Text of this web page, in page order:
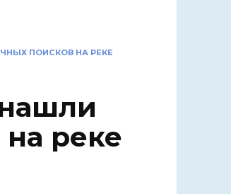
ПОИСКОВ НА РЕКЕ
реке